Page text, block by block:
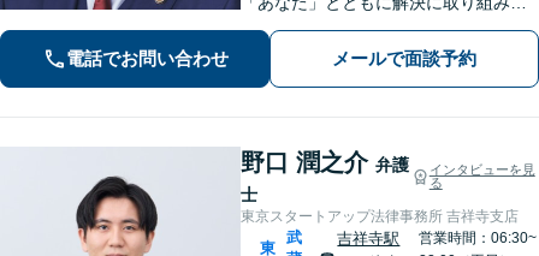
す！離婚問題、 相続 、不動産、刑事、
インターネット、 労働（会社側）、 刑
事事件、 債権回収 、 企業法務など
電話でお問い合わせ メールで面談予約
野口 潤之介 弁護
士
インタビューを見
る
東京スタートアップ法律事務所 吉祥寺支店
東
武
吉祥寺駅
営業時間：06:30~